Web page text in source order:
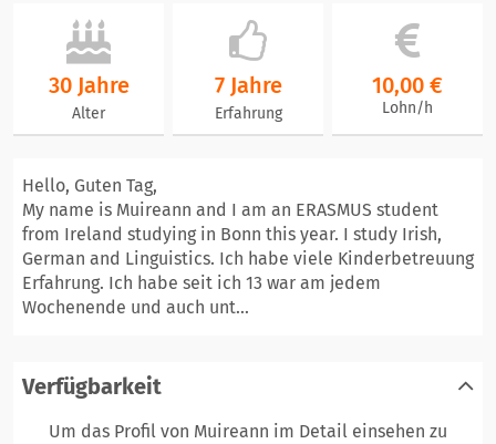
30 Jahre
Alter
7 Jahre
Erfahrung
10,00 €
Lohn/h
Hello, Guten Tag,
My name is Muireann and I am an ERASMUS student
from Ireland studying in Bonn this year. I study Irish,
German and Linguistics. Ich habe viele Kinderbetreuung
Erfahrung. Ich habe seit ich 13 war am jedem
Wochenende und auch unt...
Verfügbarkeit
Um das Profil von Muireann im Detail einsehen zu